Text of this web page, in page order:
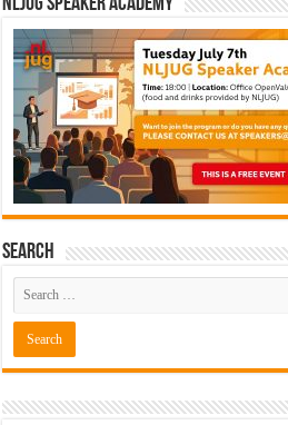
Search